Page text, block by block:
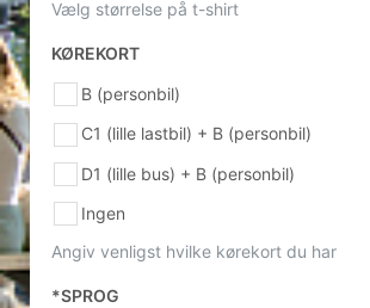
Vælg størrelse på t-shirt
KØREKORT
B (personbil)
C1 (lille lastbil) + B (personbil)
D1 (lille bus) + B (personbil)
Ingen
Angiv venligst hvilke kørekort du har
*SPROG